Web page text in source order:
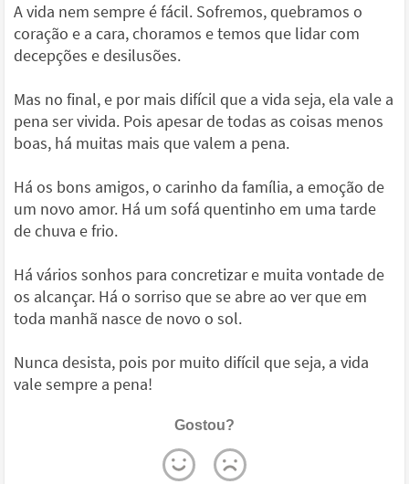
A vida nem sempre é fácil. Sofremos, quebramos o
coração e a cara, choramos e temos que lidar com
decepções e desilusões.
Mas no final, e por mais difícil que a vida seja, ela vale a
pena ser vivida. Pois apesar de todas as coisas menos
boas, há muitas mais que valem a pena.
Há os bons amigos, o carinho da família, a emoção de
um novo amor. Há um sofá quentinho em uma tarde
de chuva e frio.
Há vários sonhos para concretizar e muita vontade de
os alcançar. Há o sorriso que se abre ao ver que em
toda manhã nasce de novo o sol.
Nunca desista, pois por muito difícil que seja, a vida
vale sempre a pena!
Gostou?